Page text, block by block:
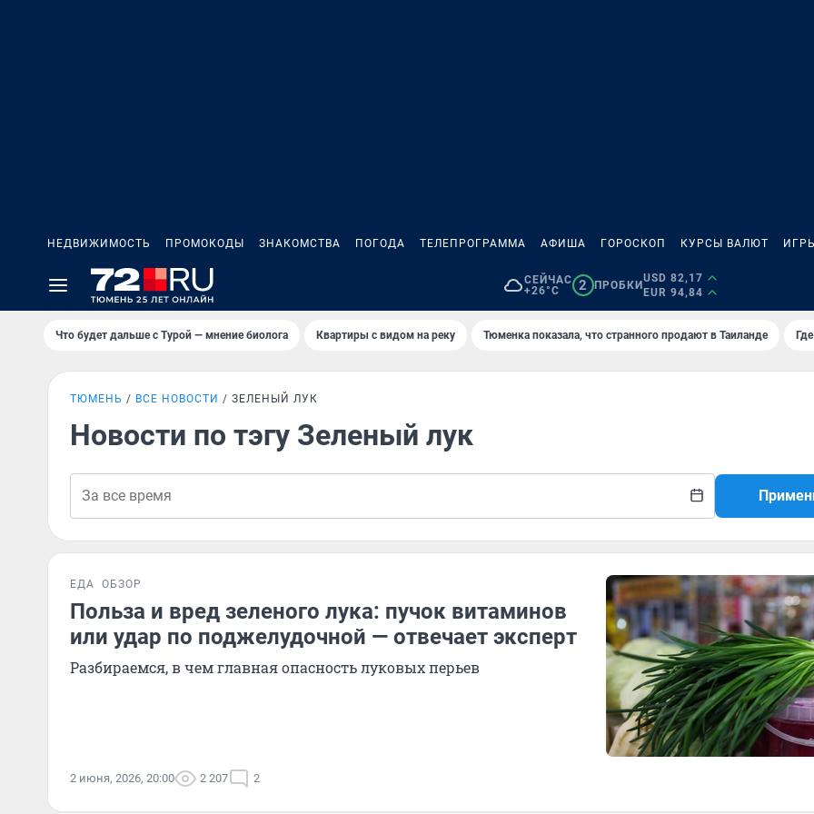
НЕДВИЖИМОСТЬ ПРОМОКОДЫ ЗНАКОМСТВА ПОГОДА ТЕЛЕПРОГРАММА АФИША ГОРОСКОП КУРСЫ ВАЛЮТ
СЕЙЧАС
+26°C
2 ПРОБКИ
USD 82,17
EUR 94,84
Что будет дальше с Турой — мнение биолога Квартиры с видом на реку Тюменка показала, что странного продают в Таиланде
ТЮМЕНЬ ВСЕ НОВОСТИ ЗЕЛЕНЫЙ ЛУК
Новости по тэгу Зеленый лук
ЕДА ОБЗОР
Польза и вред зеленого лука: пучок витаминов
или удар по поджелудочной — отвечает эксперт
Разбираемся, в чем главная опасность луковых перьев
2 июня, 2026, 20:00 2 207 2